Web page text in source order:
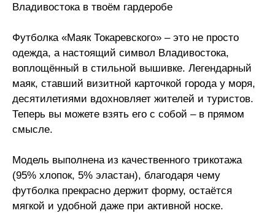
Владивостока в твоём гардеробе
Футболка «Маяк Токаревского» – это не просто
одежда, а настоящий символ Владивостока,
воплощённый в стильной вышивке. Легендарный
маяк, ставший визитной карточкой города у моря,
десятилетиями вдохновляет жителей и туристов.
Теперь вы можете взять его с собой – в прямом
смысле.
Модель выполнена из качественного трикотажа
(95% хлопок, 5% эластан), благодаря чему
футболка прекрасно держит форму, остаётся
мягкой и удобной даже при активной носке.